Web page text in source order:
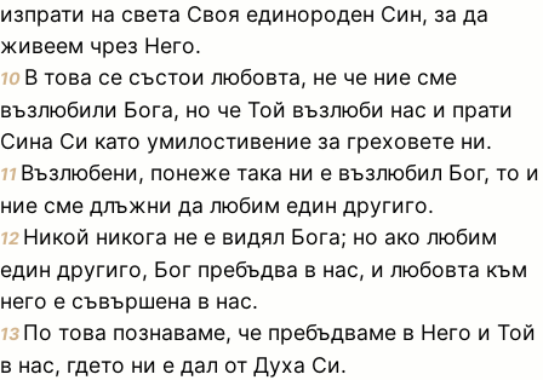
изпрати на света Своя единороден Син, за да
живеем чрез Него.
10 В това се състои любовта, не че ние сме
възлюбили Бога, но че Той възлюби нас и прати
Сина Си като умилостивение за греховете ни.
11 Възлюбени, понеже така ни е възлюбил Бог, то и
ние сме длъжни да любим един другиго.
12 Никой никога не е видял Бога; но ако любим
един другиго, Бог пребъдва в нас, и любовта към
него е съвършена в нас.
13 По това познаваме, че пребъдваме в Него и Той
в нас, гдето ни е дал от Духа Си.